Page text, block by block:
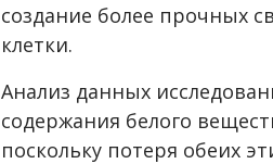
создание более прочных
клетки.
Анализ данных
содержания белого
поскольку потеря обеих